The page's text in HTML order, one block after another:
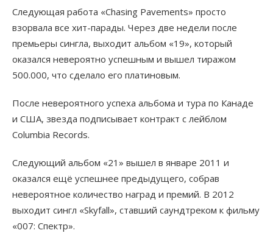
Следующая работа «Chasing Pavements» просто
взорвала все хит-парады. Через две недели после
премьеры сингла, выходит альбом «19», который
оказался невероятно успешным и вышел тиражом
500.000, что сделало его платиновым.
После невероятного успеха альбома и тура по Канаде
и США, звезда подписывает контракт с лейблом
Columbia Records.
Следующий альбом «21» вышел в январе 2011 и
оказался ещё успешнее предыдущего, собрав
невероятное количество наград и премий. В 2012
выходит сингл «Skyfall», ставший саундтреком к фильму
«007: Спектр».